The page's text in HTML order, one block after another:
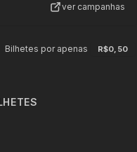
ver campanhas
Bilhetes por apenas R$0,50